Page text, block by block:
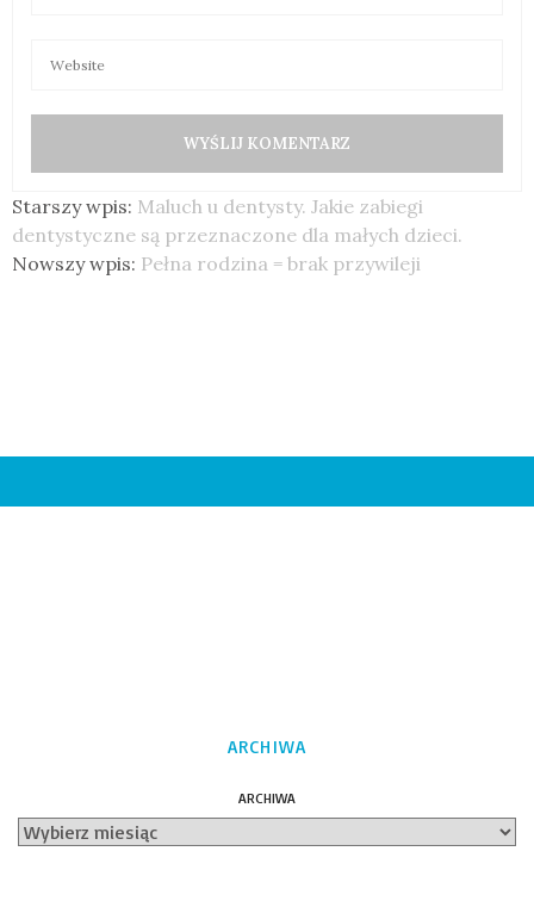
Starszy wpis: Maluch u dentysty. Jakie zabiegi
dentystyczne są przeznaczone dla małych dzieci.
Nowszy wpis: Pełna rodzina = brak przywileji
ARCHIWA
ARCHIWA